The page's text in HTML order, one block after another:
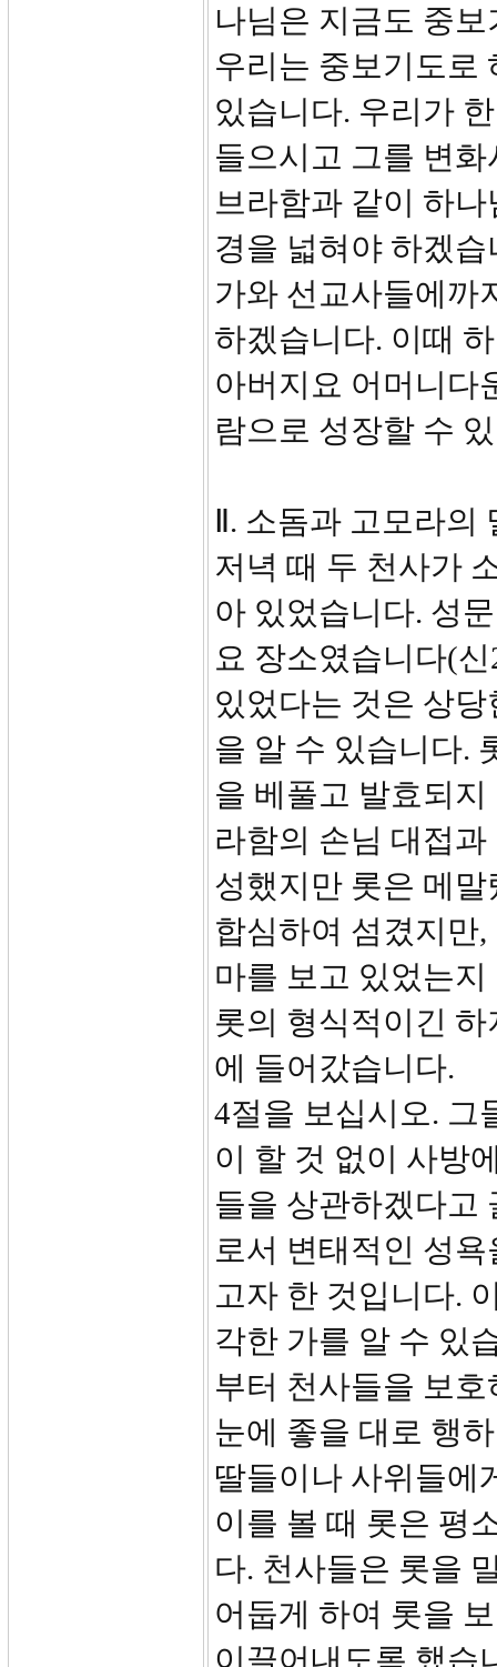
나님은 지금도 중
우리는 중보기도로
있습니다. 우리가
들으시고 그를 변
브라함과 같이 하
경을 넓혀야 하겠
가와 선교사들에까
하겠습니다. 이때
아버지요 어머니다
람으로 성장할 수
Ⅱ. 소돔과 고모라의
저녁 때 두 천사가
아 있었습니다. 성
요 장소였습니다(
있었다는 것은 상
을 알 수 있습니다.
을 베풀고 발효되
라함의 손님 대접
성했지만 롯은 메
합심하여 섬겼지만
마를 보고 있었는
롯의 형식적이긴
에 들어갔습니다.
4절을 보십시오. 그
이 할 것 없이 사방
들을 상관하겠다고
로서 변태적인 성
고자 한 것입니다.
각한 가를 알 수 있
부터 천사들을 보
눈에 좋을 대로 행
딸들이나 사위들에
이를 볼 때 롯은 평
다. 천사들은 롯을
어둡게 하여 롯을
이끌어내도록 했습